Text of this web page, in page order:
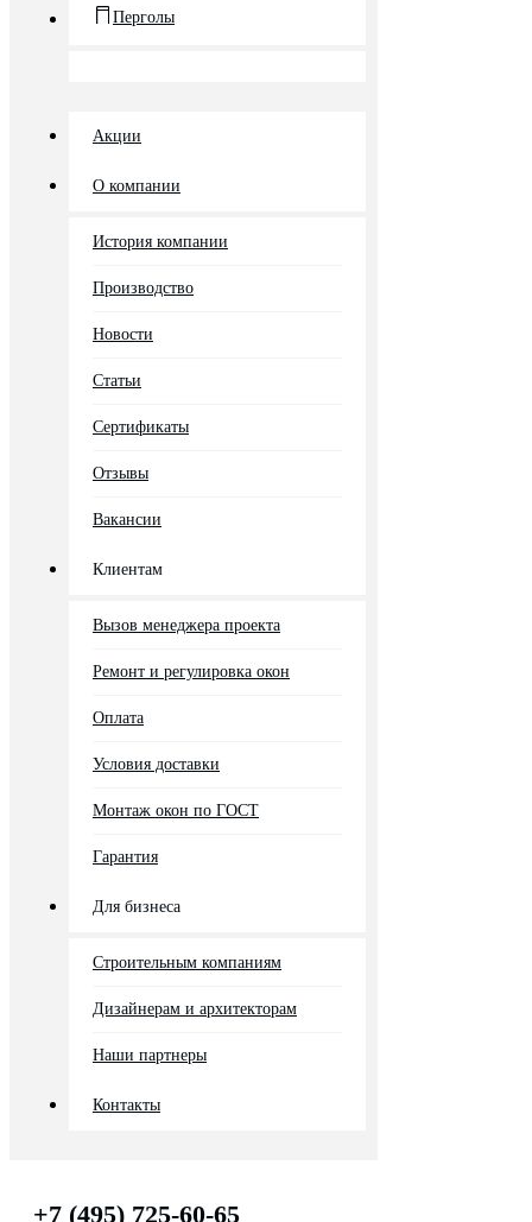
Перголы
Акции
О компании
История компании
Производство
Новости
Статьи
Сертификаты
Отзывы
Вакансии
Клиентам
Вызов менеджера проекта
Ремонт и регулировка окон
Оплата
Условия доставки
Монтаж окон по ГОСТ
Гарантия
Для бизнеса
Строительным компаниям
Дизайнерам и архитекторам
Наши партнеры
Контакты
+7 (495) 725-60-65